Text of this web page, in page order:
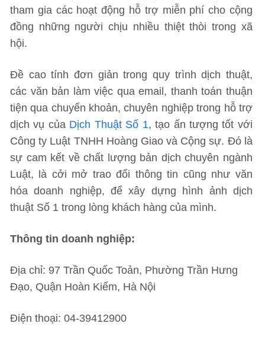
tham gia các hoạt động hỗ trợ miễn phí cho cộng
đồng những người chịu nhiều thiệt thòi trong xã
hội.
Đề cao tính đơn giản trong quy trình dịch thuật,
các văn bản làm việc qua email, thanh toán thuận
tiện qua chuyển khoản, chuyên nghiệp trong hỗ trợ
dịch vụ của Dịch Thuật Số 1, tạo ấn tượng tốt với
Công ty Luật TNHH Hoàng Giao và Cộng sự. Đó là
sự cam kết về chất lượng bản dịch chuyên ngành
Luật, là cởi mở trao đổi thông tin cũng như văn
hóa doanh nghiệp, để xây dựng hình ảnh dịch
thuật Số 1 trong lòng khách hàng của mình.
Thông tin doanh nghiệp:
Địa chỉ: 97 Trần Quốc Toản, Phường Trần Hưng
Đạo, Quận Hoàn Kiếm, Hà Nội
Điện thoại: 04-39412900